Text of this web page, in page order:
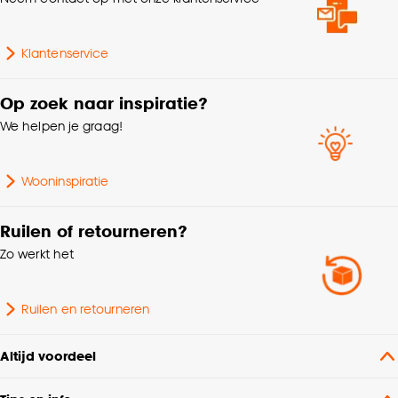
Dessin
Klantenservice
Op zoek naar inspiratie?
We helpen je graag!
Wooninspiratie
Ruilen of retourneren?
Zo werkt het
Ruilen en retourneren
Altijd voordeel